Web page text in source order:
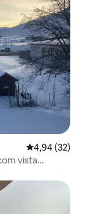
4,94 de uma
4,94 (32)
vista